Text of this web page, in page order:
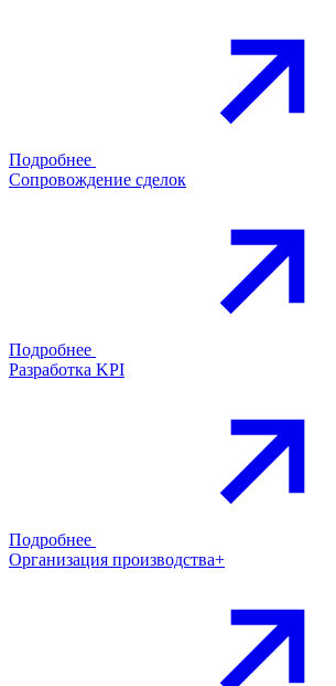
Подробнее
Сопровождение сделок
Подробнее
Разработка KPI
Подробнее
Организация производства+